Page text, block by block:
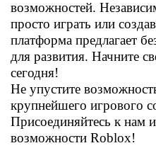
возможностей.
просто играть или
платформа предлагает
для развития. Начните
сегодня!
Не упустите
крупнейшего игрового
Присоединяйтесь к нам
возможности Roblox!